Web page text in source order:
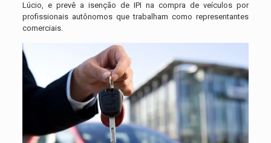
Lúcio, e prevê a isenção de IPI na compra de veículos por
profissionais autônomos que trabalham como representantes
comerciais.